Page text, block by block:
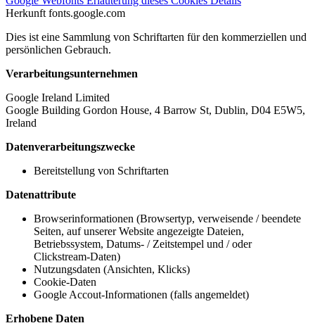
Herkunft fonts.google.com
Dies ist eine Sammlung von Schriftarten für den kommerziellen und
persönlichen Gebrauch.
Verarbeitungsunternehmen
Google Ireland Limited
Google Building Gordon House, 4 Barrow St, Dublin, D04 E5W5,
Ireland
Datenverarbeitungszwecke
Bereitstellung von Schriftarten
Datenattribute
Browserinformationen (Browsertyp, verweisende / beendete
Seiten, auf unserer Website angezeigte Dateien,
Betriebssystem, Datums- / Zeitstempel und / oder
Clickstream-Daten)
Nutzungsdaten (Ansichten, Klicks)
Cookie-Daten
Google Accout-Informationen (falls angemeldet)
Erhobene Daten